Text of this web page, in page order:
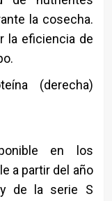
la cosecha.
la eficiencia de
(derecha)
en los
a partir del año
de la serie S